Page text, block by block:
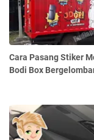
Cara Pasang Stiker
Bodi Box